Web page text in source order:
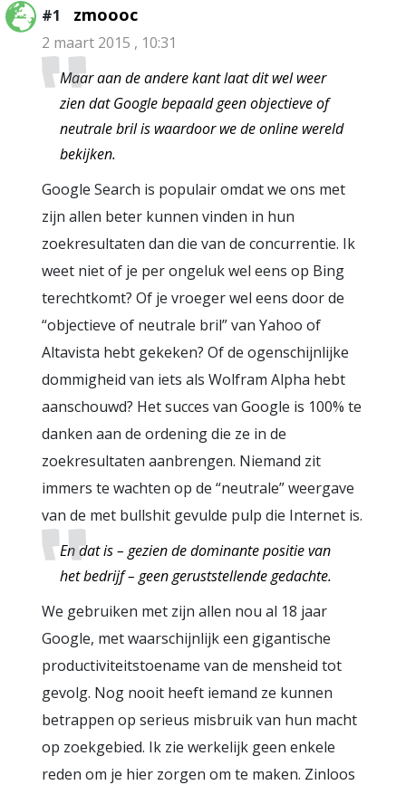
#1 zmoooc
2 maart 2015 , 10:31
Maar aan de andere kant laat dit wel weer
zien dat Google bepaald geen objectieve of
neutrale bril is waardoor we de online wereld
bekijken.
Google Search is populair omdat we ons met
zijn allen beter kunnen vinden in hun
zoekresultaten dan die van de concurrentie. Ik
weet niet of je per ongeluk wel eens op Bing
terechtkomt? Of je vroeger wel eens door de
“objectieve of neutrale bril” van Yahoo of
Altavista hebt gekeken? Of de ogenschijnlijke
dommigheid van iets als Wolfram Alpha hebt
aanschouwd? Het succes van Google is 100% te
danken aan de ordening die ze in de
zoekresultaten aanbrengen. Niemand zit
immers te wachten op de “neutrale” weergave
van de met bullshit gevulde pulp die Internet is.
En dat is – gezien de dominante positie van
het bedrijf – geen geruststellende gedachte.
We gebruiken met zijn allen nou al 18 jaar
Google, met waarschijnlijk een gigantische
productiviteitstoename van de mensheid tot
gevolg. Nog nooit heeft iemand ze kunnen
betrappen op serieus misbruik van hun macht
op zoekgebied. Ik zie werkelijk geen enkele
reden om je hier zorgen om te maken. Zinloos